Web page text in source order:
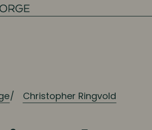
Employer branding
Christopher Ringvold